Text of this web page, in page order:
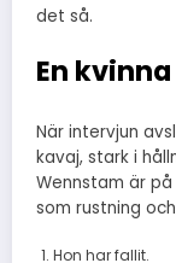
det så.
En
När intervjun
kavaj, stark i
Wennstam är
som rustning
Hon har fallit.